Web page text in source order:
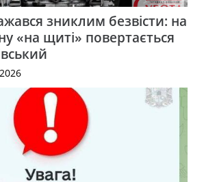
зниклим безвісти: на
«на щиті» повертається